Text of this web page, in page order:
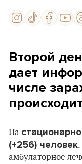
Второй
дает
числе
На
(+256) человек
амбулаторное